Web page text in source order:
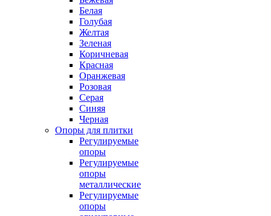
Белая
Голубая
Желтая
Зеленая
Коричневая
Красная
Оранжевая
Розовая
Серая
Синяя
Черная
Опоры для плитки
Регулируемые
опоры
Регулируемые
опоры
металлические
Регулируемые
опоры